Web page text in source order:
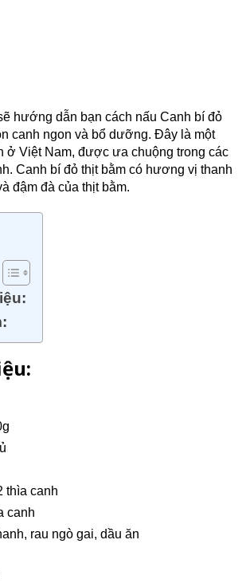
hướng dẫn bạn cách nấu Canh bí đỏ
canh ngon và bổ dưỡng. Đây là một
ở Việt Nam, được ưa chuộng trong các
Canh bí đỏ thịt bằm có hương vị thanh
đậm đà của thịt bằm.
thìa canh
canh
rau ngò gai, dầu ăn